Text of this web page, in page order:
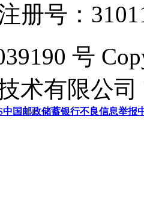
册号：
号
术有限公司
中国邮政储蓄银行不良信息举报